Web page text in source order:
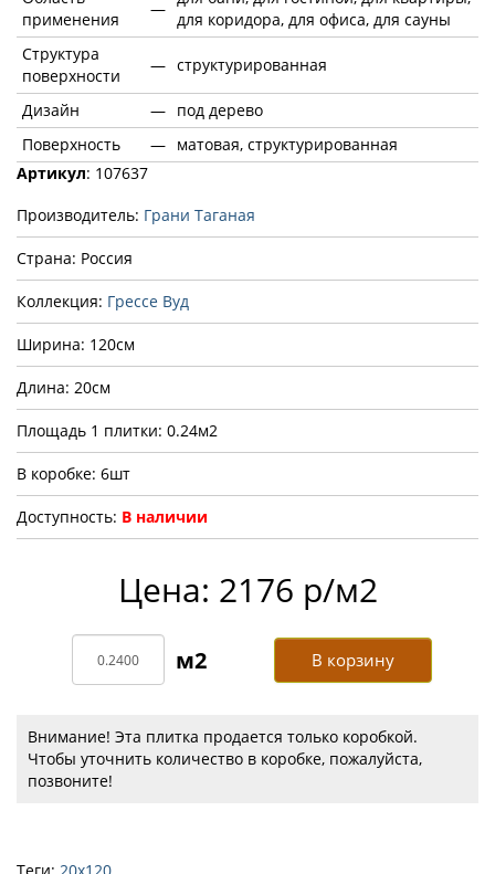
применения
—
для коридора, для офиса, для сауны
Структура
поверхности
— структурированная
Дизайн — под дерево
Поверхность
— матовая, структурированная
Артикул: 107637
Производитель: Грани Таганая
Страна: Россия
Коллекция: Грессе Вуд
Ширина: 120см
Длина: 20см
Площадь 1 плитки: 0.24м2
В коробке: 6шт
Доступность: В наличии
Цена: 2176 р/м2
В корзину
Внимание! Эта плитка продается только коробкой.
Чтобы уточнить количество в коробке, пожалуйста,
позвоните!